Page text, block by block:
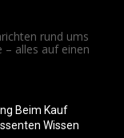
rund ums
– alles auf einen
Beim Kauf
Wissen